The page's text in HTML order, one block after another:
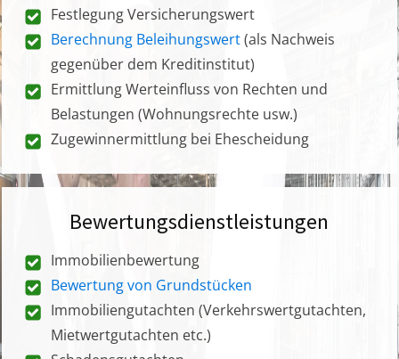
Festlegung Versicherungswert
Berechnung Beleihungswert(als Nachweis
gegenüber dem Kreditinstitut)
Ermittlung Werteinfluss von Rechten und
Belastungen (Wohnungsrechte usw.)
Zugewinnermittlung bei Ehescheidung
Bewertungsdienstleistungen
Immobilienbewertung
Bewertung von Grundstücken
Immobiliengutachten (Verkehrswertgutachten,
Mietwertgutachten etc.)